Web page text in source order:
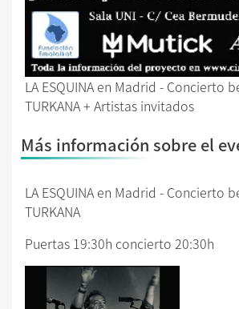
LA ESQUINA en Madrid - Concierto
TURKANA + Artistas invitados
Más información sobre el
LA ESQUINA en Madrid - Concierto
TURKANA
Puertas 19:30h concierto 20:30h